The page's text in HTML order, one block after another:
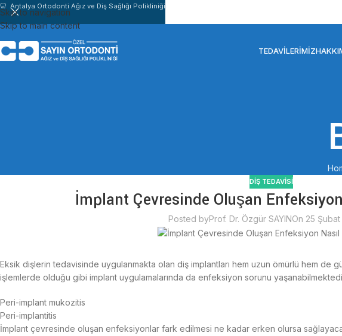
Skip to navigation
Skip to main content
TEDAVILERIMIZ
DIŞ TEDAVISI
İmplant Çevresinde Oluşan
Posted byProf. Dr. Özgür SAYINOn 25
Eksik dişlerin tedavisinde uygulanmakta olan diş implantları hem uzun ömürlü hem de
işlemlerde olduğu gibi implant uygulamalarında da enfeksiyon sorunu
Peri-implant mukozitis
Peri-implantitis
İmplant çevresinde oluşan enfeksiyonlar fark edilmesi ne kadar erken olursa
🦷 Antalya Ortodonti Ağız ve Diş Sağlığı Polikliniği